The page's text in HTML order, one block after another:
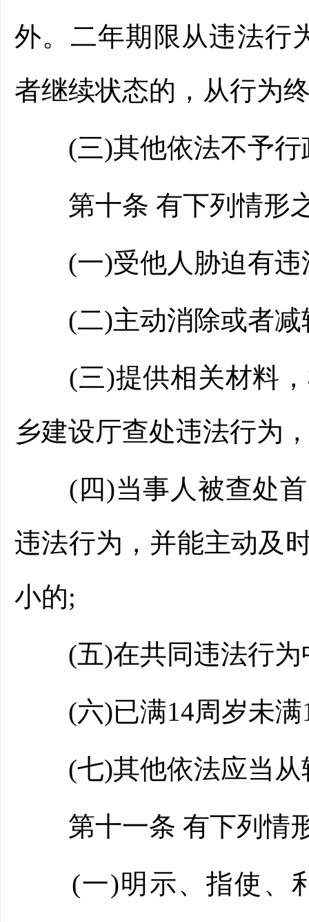
外。二年期限从违法行
者继续状态的，从行为
(三)其他依法不予行
第十条 有下列情形之
(一)受他人胁迫有违
(二)主动消除或者减
(三)提供相关材料，
乡建设厅查处违法行为
(四)当事人被查处首
违法行为，并能主动及
小的;
(五)在共同违法行为
(六)已满14周岁未满
(七)其他依法应当从
第十一条 有下列情
(一)明示、指使、利